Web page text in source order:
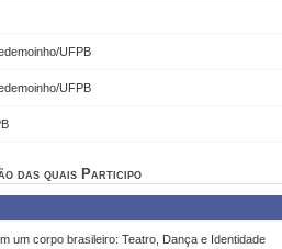
UFPB
UFPB
das quais Participo
um corpo brasileiro: Teatro, Dança e Identidade